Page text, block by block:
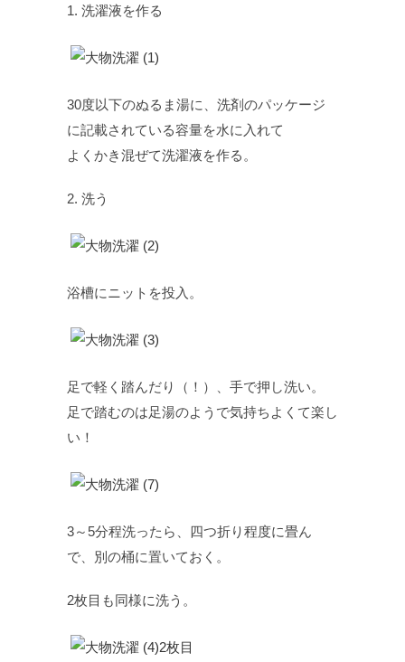
1. 洗濯液を作る
30度以下のぬるま湯に、洗剤のパッケージ
に記載されている容量を水に入れて
よくかき混ぜて洗濯液を作る。
2. 洗う
浴槽にニットを投入。
足で軽く踏んだり（！）、手で押し洗い。
足で踏むのは足湯のようで気持ちよくて楽し
い！
3～5分程洗ったら、四つ折り程度に畳ん
で、別の桶に置いておく。
2枚目も同様に洗う。